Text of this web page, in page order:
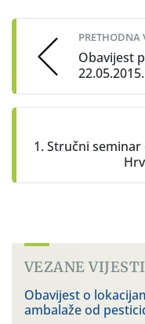
navigation
PRETHODNA
Obavijest
22.05.2015.
1. Stručni
VEZANE VIJESTI
Obavijest o
ambalaže od